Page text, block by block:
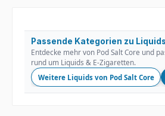
Passende Kategorien zu Liquids
Entdecke mehr von Pod Salt Core und
rund um Liquids & E-Zigaretten.
Weitere Liquids von Pod Salt Core